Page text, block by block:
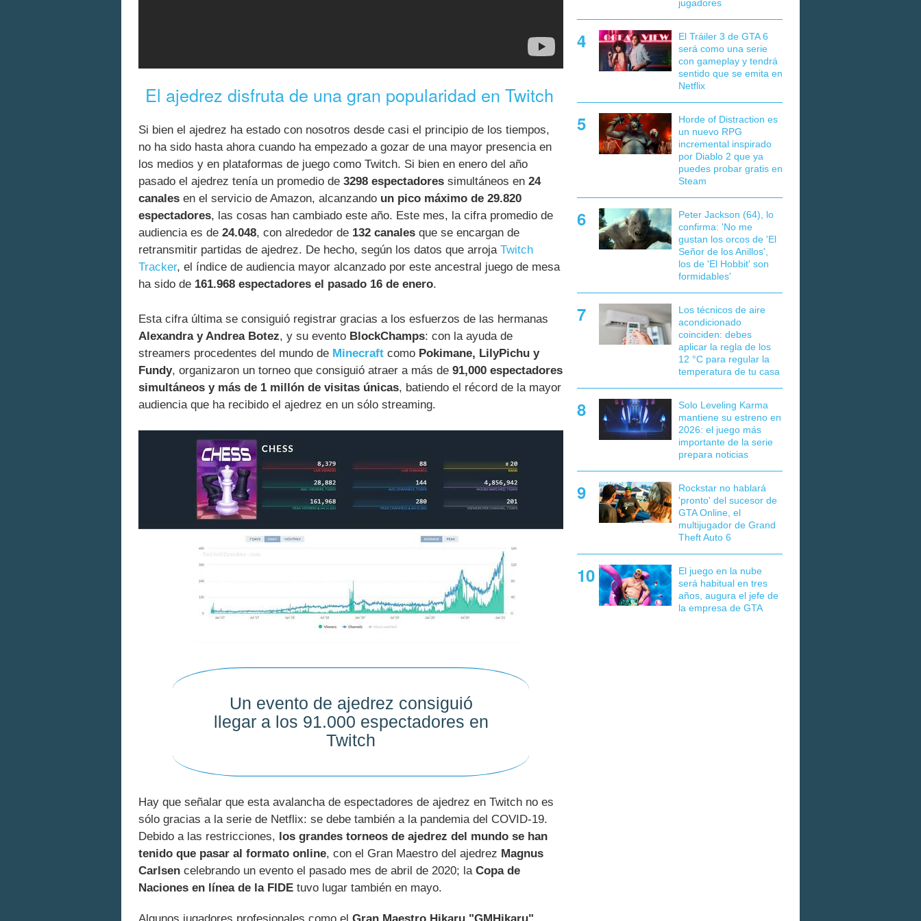
El ajedrez disfruta de una gran popularidad en Twitch
Si bien el ajedrez ha estado con nosotros desde casi el principio de los tiempos,
no ha sido hasta ahora cuando ha empezado a gozar de una mayor presencia en
los medios y en plataformas de juego como Twitch. Si bien en enero del año
pasado el ajedrez tenía un promedio de 3298 espectadores simultáneos en 24
canales en el servicio de Amazon, alcanzando un pico máximo de 29.820
espectadores, las cosas han cambiado este año. Este mes, la cifra promedio de
audiencia es de 24.048, con alrededor de 132 canales que se encargan de
retransmitir partidas de ajedrez. De hecho, según los datos que arroja Twitch
Tracker, el índice de audiencia mayor alcanzado por este ancestral juego de mesa
ha sido de 161.968 espectadores el pasado 16 de enero.
Esta cifra última se consiguió registrar gracias a los esfuerzos de las hermanas
Alexandra y Andrea Botez, y su evento BlockChamps: con la ayuda de
streamers procedentes del mundo de Minecraft como Pokimane, LilyPichu y
Fundy, organizaron un torneo que consiguió atraer a más de 91,000 espectadores
simultáneos y más de 1 millón de visitas únicas, batiendo el récord de la mayor
audiencia que ha recibido el ajedrez en un sólo streaming.
Un evento de ajedrez consiguió
llegar a los 91.000 espectadores en
Twitch
Hay que señalar que esta avalancha de espectadores de ajedrez en Twitch no es
sólo gracias a la serie de Netflix: se debe también a la pandemia del COVID-19.
Debido a las restricciones, los grandes torneos de ajedrez del mundo se han
tenido que pasar al formato online, con el Gran Maestro del ajedrez Magnus
Carlsen celebrando un evento el pasado mes de abril de 2020; la Copa de
Naciones en línea de la FIDE tuvo lugar también en mayo.
jugadores
El Tráiler 3 de GTA 6
será como una serie
con gameplay y tendrá
sentido que se emita en
Netflix
Horde of Distraction es
un nuevo RPG
incremental inspirado
por Diablo 2 que ya
puedes probar gratis en
Steam
Peter Jackson (64), lo
confirma: 'No me
gustan los orcos de 'El
Señor de los Anillos',
los de 'El Hobbit' son
formidables'
Los técnicos de aire
acondicionado
coinciden: debes
aplicar la regla de los
12 °C para regular la
temperatura de tu casa
Solo Leveling Karma
mantiene su estreno en
2026: el juego más
importante de la serie
prepara noticias
Rockstar no hablará
'pronto' del sucesor de
GTA Online, el
multijugador de Grand
Theft Auto 6
El juego en la nube
será habitual en tres
años, augura el jefe de
la empresa de GTA